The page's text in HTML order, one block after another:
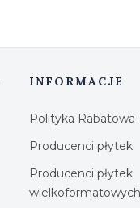
INFORMACJE
Polityka Rabatowa
Producenci płytek
Producenci płytek